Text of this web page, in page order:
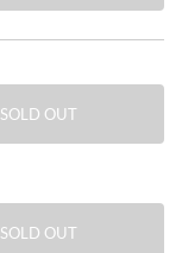
SOLD OUT
SOLD OUT